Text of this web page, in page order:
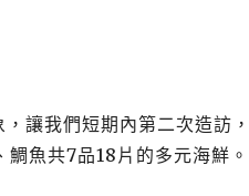
讓我們短期內第二次造訪
鯛魚共7品18 片的多元海鮮。